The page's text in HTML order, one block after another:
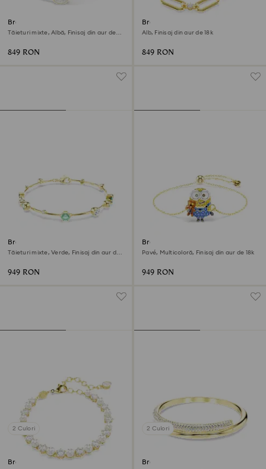
Brățară fixă Imber
Tăieturi mixte, Albă, Finisaj din aur de
849 RON
Brățară Constella
Alb, Finisaj din aur de 18k
849 RON
Brățară Constella
Tăieturi mixte, Verde, Finisaj din aur de
949 RON
Brățară Minions Bob
Pavé, Multicoloră, Finisaj din aur de 18k
949 RON
2 Culori
Brățară Tennis Matrix
2 Culori
Brățară fixă Dextera